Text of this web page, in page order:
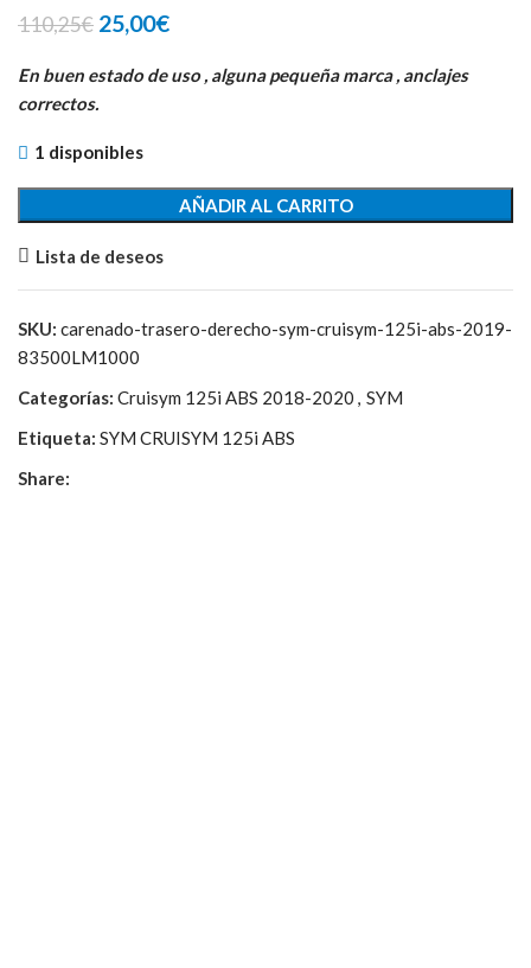
110,25€ El
original
era:
25,00€El
actual
En buen estado de uso , alguna pequeña marca , anclajes
correctos.
1 disponibles
AÑADIR AL CARRITO
Lista de deseos
SKU: carenado-trasero-derecho-sym-cruisym-125i-abs-2019-
83500LM1000
Categorías: Cruisym 125i ABS 2018-2020 , SYM
Etiqueta: SYM CRUISYM 125i ABS
Share: